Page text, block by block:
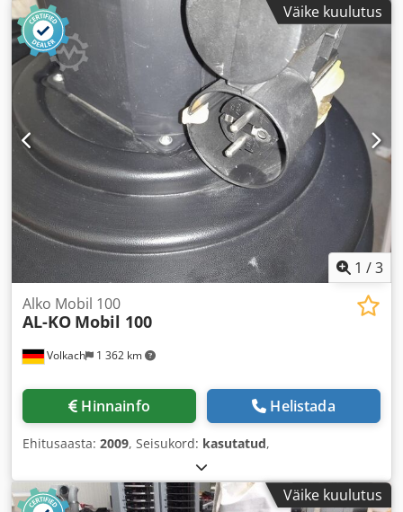
Väike kuulutus
1 /3
Volkach 1 362 km
Alko Mobil 100
AL-KO Mobil 100
Hinnainfo Helistada
Ehitusaasta: 2009, Seisukord: kasutatud,
Väike kuulutus